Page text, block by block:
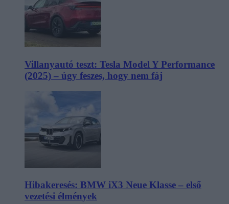
Villanyautó teszt: Tesla Model Y Performance
(2025) – úgy feszes, hogy nem fáj
Hibakeresés: BMW iX3 Neue Klasse – első
vezetési élmények